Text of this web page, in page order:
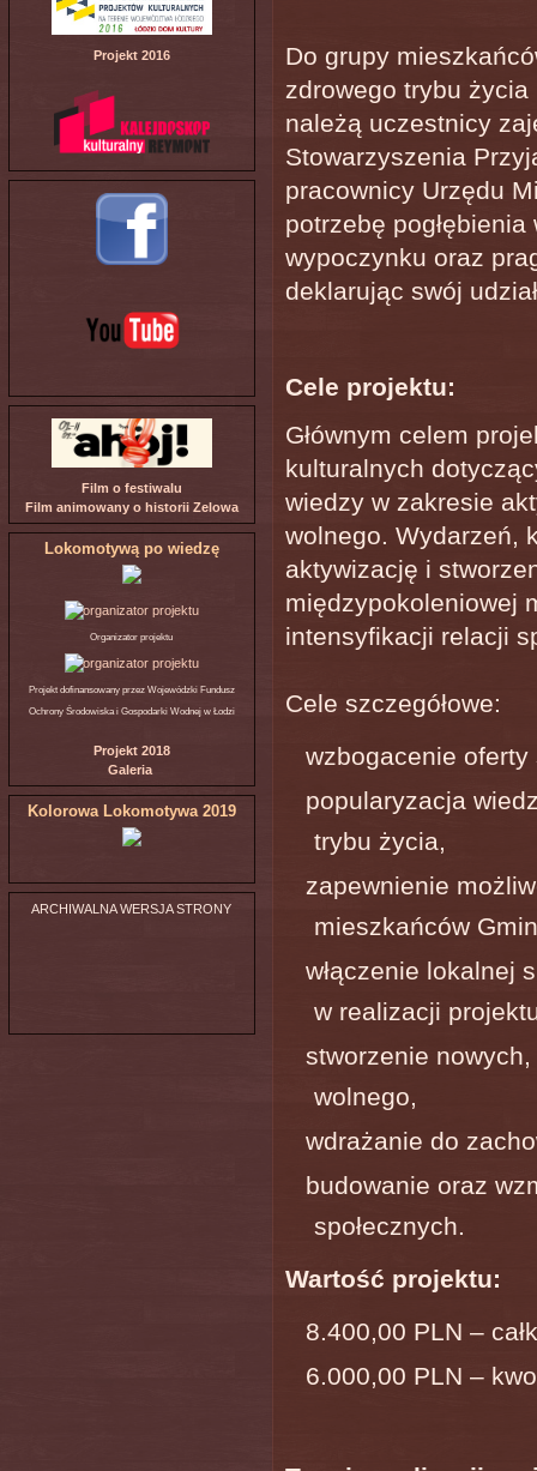
Projekt 2016
Film o festiwalu
Film animowany o historii Zelowa
Lokomotywą po wiedzę
Organizator projektu
Projekt dofinansowany przez Wojewódzki Fundusz
Ochrony Środowiska i Gospodarki Wodnej w Łodzi
Projekt 2018
Galeria
Kolorowa Lokomotywa 2019
ARCHIWALNA WERSJA STRONY
Do grupy
zdrowego trybu
należą uczestnicy
Stowarzyszenia
pracownicy Urzędu
potrzebę
wypoczynku oraz
deklarując swój
Cele projektu:
Głównym celem
kulturalnych
wiedzy w zakresie
wolnego. Wydarzeń,
aktywizację i
międzypokoleniowej
intensyfikacji relacji
Cele szczegółowe:
wzbogacenie oferty
popularyzacja
trybu życia,
zapewnienie
mieszkańców
włączenie lokalnej
w realizacji
stworzenie
wolnego,
wdrażanie do
budowanie oraz
społecznych.
Wartość projektu:
8.400,00 PLN –
6.000,00 PLN –